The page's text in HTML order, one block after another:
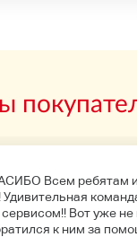
Всем ребятам
Вот уже
к ним за